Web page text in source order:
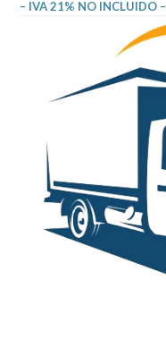
– IVA 21% NO INCLUIDO –